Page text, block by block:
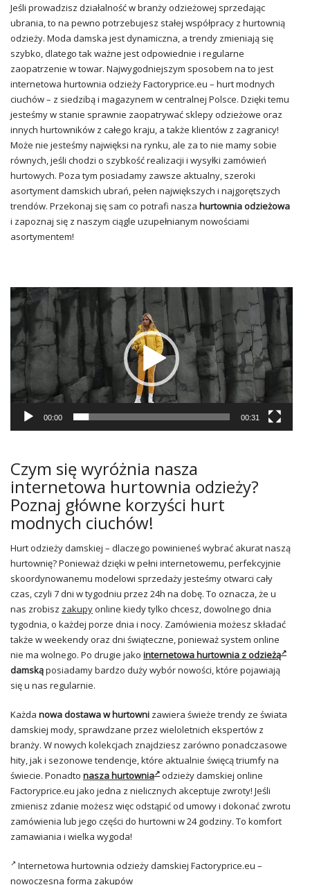
Jeśli prowadzisz działalność w branży odzieżowej sprzedając
ubrania, to na pewno potrzebujesz stałej współpracy z hurtownią
odzieży. Moda damska jest dynamiczna, a trendy zmieniają się
szybko, dlatego tak ważne jest odpowiednie i regularne
zaopatrzenie w towar. Najwygodniejszym sposobem na to jest
internetowa hurtownia odzieży Factoryprice.eu – hurt modnych
ciuchów – z siedzibą i magazynem w centralnej Polsce. Dzięki temu
jesteśmy w stanie sprawnie zaopatrywać sklepy odzieżowe oraz
innych hurtowników z całego kraju, a także klientów z zagranicy!
Może nie jesteśmy najwięksi na rynku, ale za to nie mamy sobie
równych, jeśli chodzi o szybkość realizacji i wysyłki zamówień
hurtowych. Poza tym posiadamy zawsze aktualny, szeroki
asortyment damskich ubrań, pełen największych i najgorętszych
trendów. Przekonaj się sam co potrafi nasza hurtownia odzieżowa
i zapoznaj się z naszym ciągle uzupełnianym nowościami
asortymentem!
Video
grotuvas
00:00 00:31
Czym się wyróżnia nasza
internetowa hurtownia odzieży?
Poznaj główne korzyści hurt
modnych ciuchów!
Hurt odzieży damskiej – dlaczego powinieneś wybrać akurat naszą
hurtownię? Ponieważ dzięki w pełni internetowemu, perfekcyjnie
skoordynowanemu modelowi sprzedaży jesteśmy otwarci cały
czas, czyli 7 dni w tygodniu przez 24h na dobę. To oznacza, że u
nas zrobisz zakupyonline kiedy tylko chcesz, dowolnego dnia
tygodnia, o każdej porze dnia i nocy. Zamówienia możesz składać
także w weekendy oraz dni świąteczne, ponieważ system online
nie ma wolnego. Po drugie jako internetowa hurtownia z odzieżą
damskąposiadamy bardzo duży wybór nowości, które pojawiają
się u nas regularnie.
Każda nowa dostawa w hurtowni zawiera świeże trendy ze świata
damskiej mody, sprawdzane przez wieloletnich ekspertów z
branży. W nowych kolekcjach znajdziesz zarówno ponadczasowe
hity, jak i sezonowe tendencje, które aktualnie święcą triumfy na
świecie. Ponadto nasza hurtownia
odzieży damskiej online
Factoryprice.eu jako jedna z nielicznych akceptuje zwroty! Jeśli
zmienisz zdanie możesz więc odstąpić od umowy i dokonać zwrotu
zamówienia lub jego części do hurtowni w 24 godziny. To komfort
zamawiania i wielka wygoda!
Internetowa hurtownia odzieży damskiej Factoryprice.eu –
nowoczesna forma zakupów